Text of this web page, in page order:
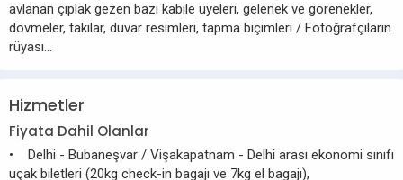
avlanan çıplak gezen bazı kabile üyeleri, gelenek ve görenekler,
dövmeler, takılar, duvar resimleri, tapma biçimleri / Fotoğrafçıların
rüyası…
Hizmetler
Fiyata Dahil Olanlar
• Delhi - Bubaneşvar / Vişakapatnam - Delhi arası ekonomi sınıfı
uçak biletleri (20kg check-in bagajı ve 7kg el bagajı),